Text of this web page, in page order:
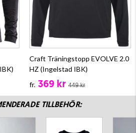
Craft Träningstopp EVOLVE 2.0
HZ (Ingelstad IBK)
fr. 369 kr 449 kr
TILLBEHÖR: